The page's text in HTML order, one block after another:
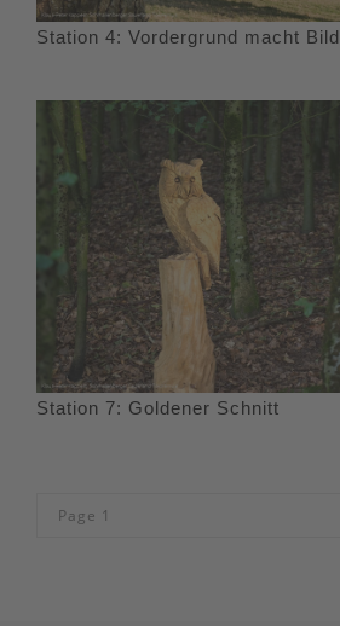
Station 4: Vordergrund macht
Station 7: Goldener Schnitt